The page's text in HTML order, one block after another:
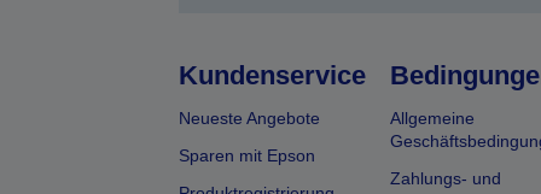
Kundenservice
Neueste Angebote
Sparen mit Epson
Allgemeine
Zahlungs- und